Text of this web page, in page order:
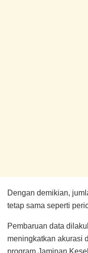
Dengan demikian,
tetap sama seperti
Pembaruan data
meningkatkan akurasi
program Jaminan